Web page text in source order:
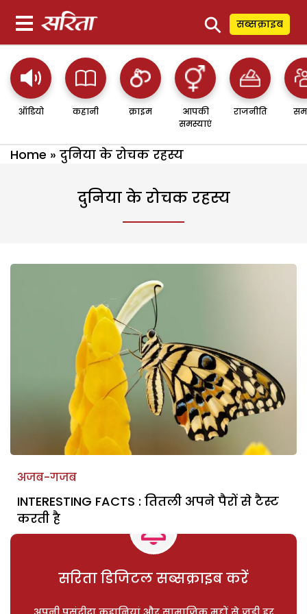
⚲ सब्सक्राइब
ऑडियो कहानी क्राइम
आपकी
समस्याएं
राजनीति
Home » दुनिया के रोचक रहस्य
दुनिया के रोचक रहस्य
अजब-गजब
INTERESTING FACTS : तितली अपने पैरों से टैस्ट
करती है
सरिता डिजिटल सब्सक्राइब करें